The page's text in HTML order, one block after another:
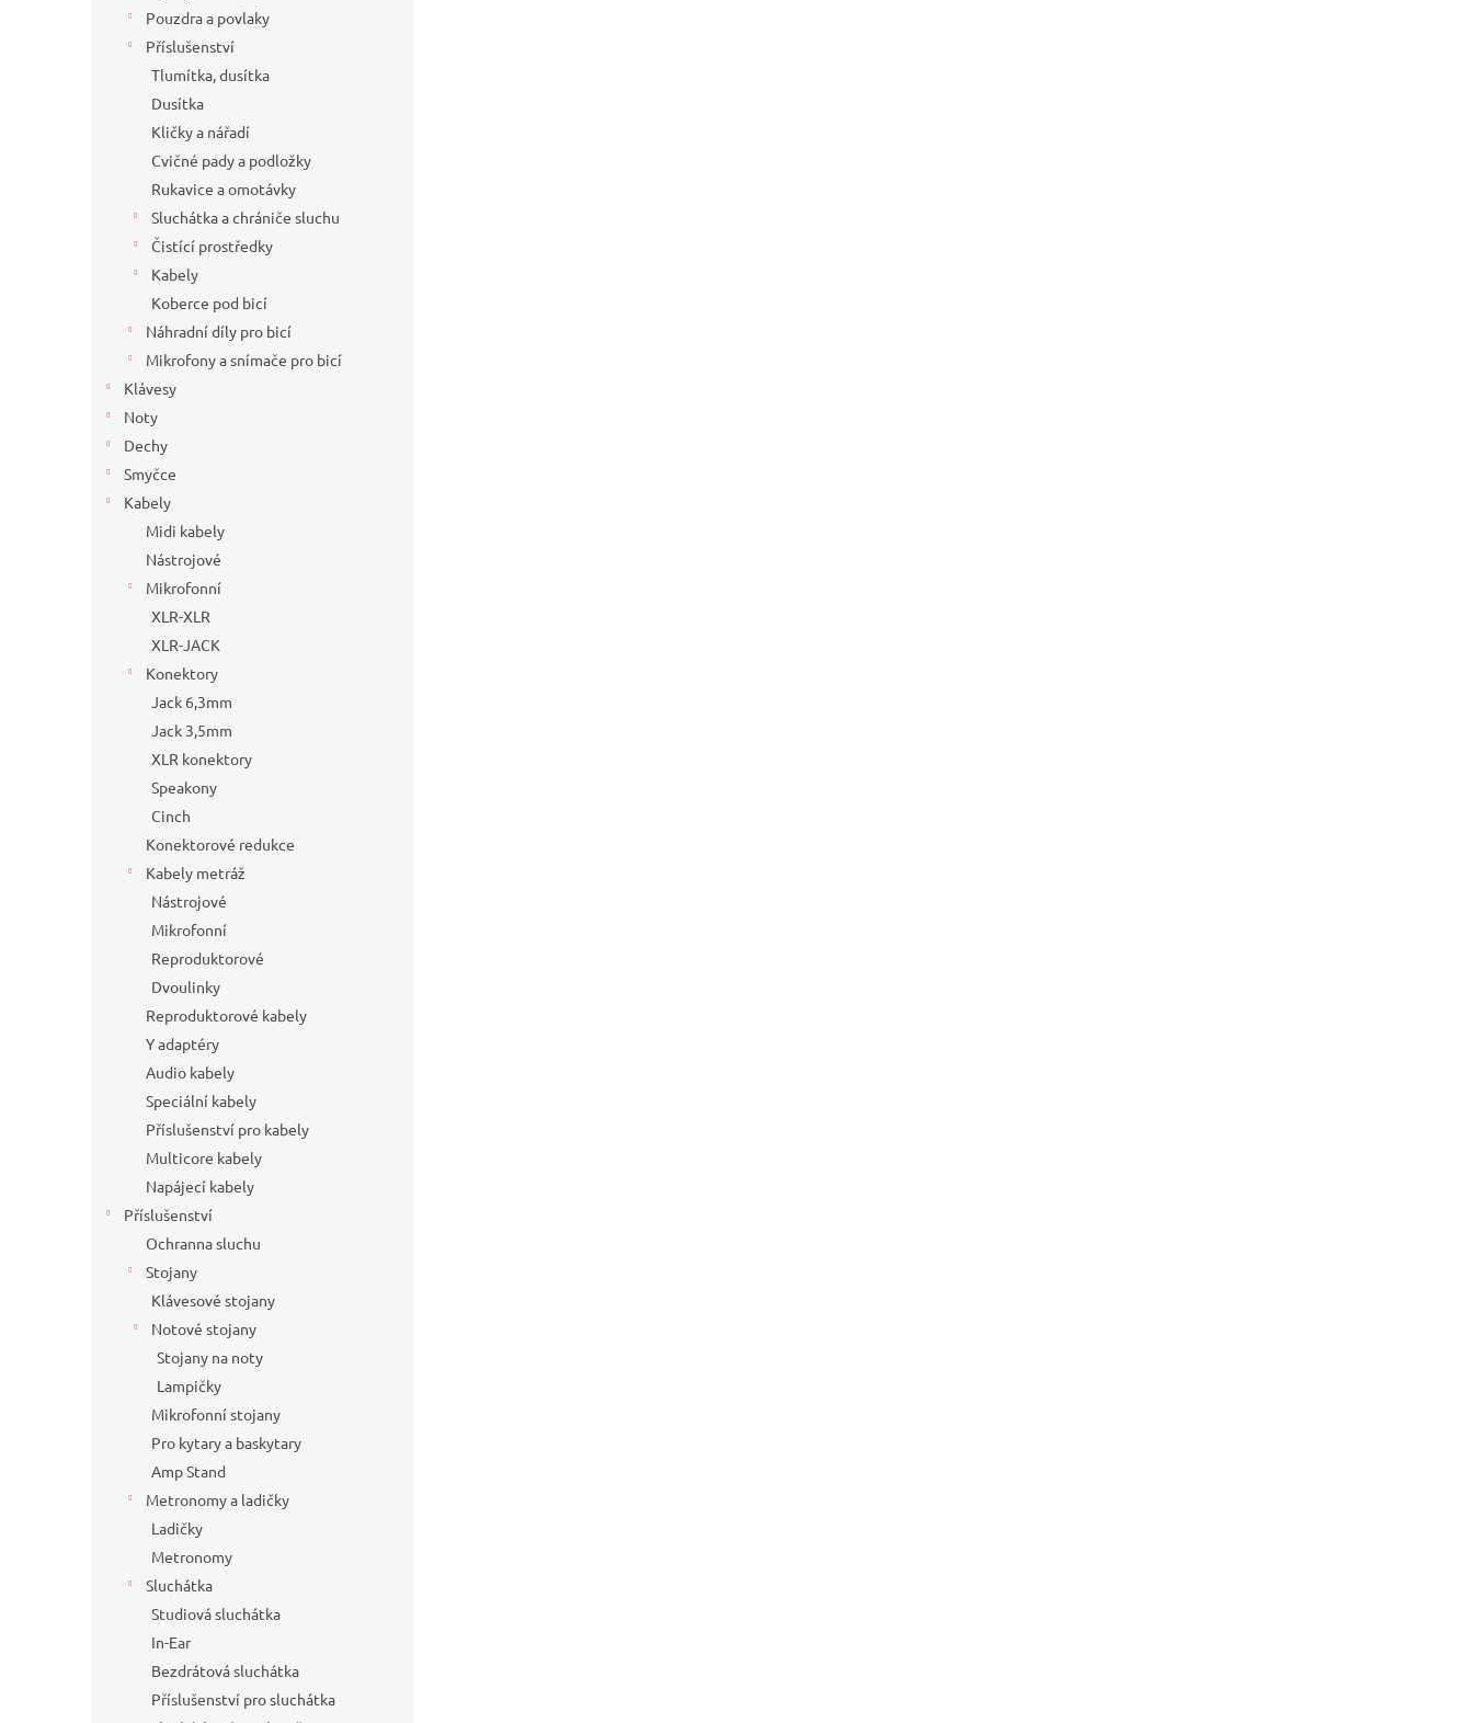
Pouzdra a povlaky
Příslušenství
Tlumítka, dusítka
Dusítka
Kličky a nářadí
Cvičné pady a podložky
Rukavice a omotávky
Sluchátka a chrániče sluchu
Čistící prostředky
Kabely
Koberce pod bicí
Náhradní díly pro bicí
Mikrofony a snímače pro bicí
Klávesy
Noty
Dechy
Smyčce
Kabely
Midi kabely
Nástrojové
Mikrofonní
XLR-XLR
XLR-JACK
Konektory
Jack 6,3mm
Jack 3,5mm
XLR konektory
Speakony
Cinch
Konektorové redukce
Kabely metráž
Nástrojové
Mikrofonní
Reproduktorové
Dvoulinky
Reproduktorové kabely
Y adaptéry
Audio kabely
Speciální kabely
Příslušenství pro kabely
Multicore kabely
Napájecí kabely
Příslušenství
Ochranna sluchu
Stojany
Klávesové stojany
Notové stojany
Stojany na noty
Lampičky
Mikrofonní stojany
Pro kytary a baskytary
Amp Stand
Metronomy a ladičky
Ladičky
Metronomy
Sluchátka
Studiová sluchátka
In-Ear
Bezdrátová sluchátka
Příslušenství pro sluchátka